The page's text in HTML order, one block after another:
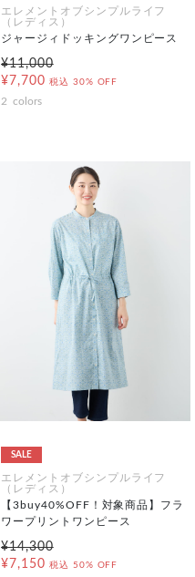
エレメントオブシンプルライフ
（レディス）
ジャージィドッキングワンピース
¥11,000
¥7,700 税込 30% OFF
2 colors
SALE
エレメントオブシンプルライフ
（レディス）
【3buy40%OFF！対象商品】フラ
ワープリントワンピース
¥14,300
¥7,150 税込 50% OFF